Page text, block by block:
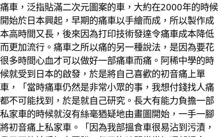
痛車，泛指貼滿二次元圖案的車，大約在2000年的時候
開始於日本興起，早期的痛車以手繪而成，所以製作成
本高時間又長，後來因為打印技術發達令痛車成本降低
而更加流行。痛車之所以痛的另一種說法，是因為要花
很多時間心血才可以做好一部痛車而痛。阿稀中學的時
候就受到日本的啟發，於是將自己喜歡的初音痛上單
車，「當時痛車仍然是非常小眾的事，我想付錢找人痛
都不可能找到，於是就自己研究。長大有能力負擔一部
私家車的時候就沒有絲毫猶疑地由畫圖開始，一手一腳
將初音痛上私家車。「因為我部搵食車很易沾到污漬，